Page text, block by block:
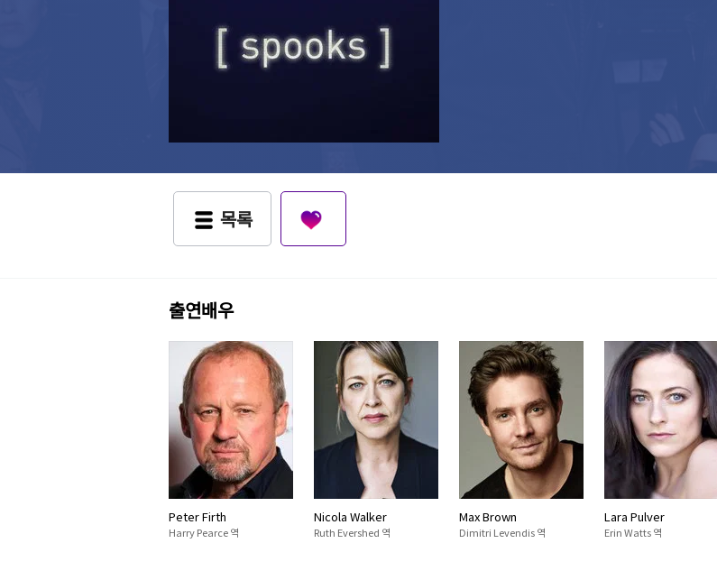
목록
출연배우
Peter Firth
Harry Pearce 역
Nicola Walker
Ruth Evershed 역
Max Brown
Dimitri Levendis 역
Lara Pulver
Erin Watts 역